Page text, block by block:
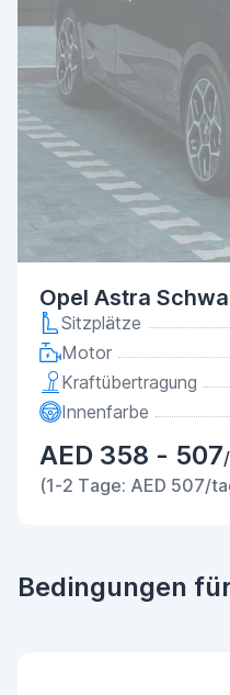
Opel Astra
Sitzplätze
Motor
Kraftübertragung
Innenfarbe
AED 358 - 507
(1-2 Tage: AED 507/
Bedingungen